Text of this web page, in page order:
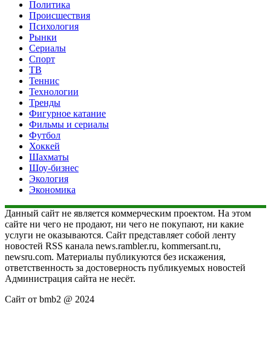
Политика
Происшествия
Психология
Рынки
Сериалы
Спорт
ТВ
Теннис
Технологии
Тренды
Фигурное катание
Фильмы и сериалы
Футбол
Хоккей
Шахматы
Шоу-бизнес
Экология
Экономика
Данный сайт не является коммерческим проектом. На этом
сайте ни чего не продают, ни чего не покупают, ни какие
услуги не оказываются. Сайт представляет собой ленту
новостей RSS канала news.rambler.ru, kommersant.ru,
newsru.com. Материалы публикуются без искажения,
ответственность за достоверность публикуемых новостей
Администрация сайта не несёт.
Сайт от bmb2 @ 2024